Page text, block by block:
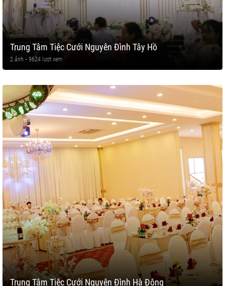
Trung Tâm Tiệc Cưới Nguyên Đình Tây Hồ
2 ảnh • 9624 lượt xem
Trung Tâm Tiệc Cưới Nguyên Đình Hà Đông